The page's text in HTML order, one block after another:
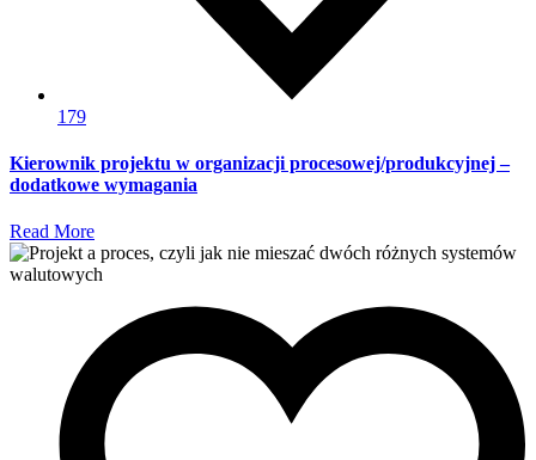
179
Kierownik projektu w organizacji procesowej/produkcyjnej –
dodatkowe wymagania
Read More